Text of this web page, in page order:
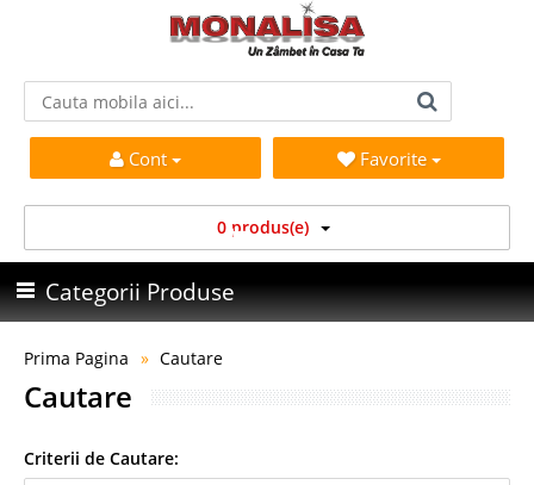
Cont Favorite
0 produs(e)
Categorii Produse
Prima Pagina Cautare
Cautare
Criterii de Cautare: